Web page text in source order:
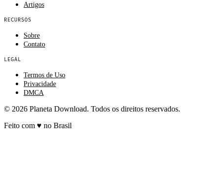
Artigos
RECURSOS
Sobre
Contato
LEGAL
Termos de Uso
Privacidade
DMCA
© 2026 Planeta Download. Todos os direitos reservados.
Feito com ♥ no Brasil